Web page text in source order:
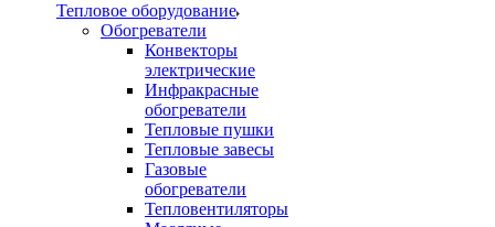
Тепловое оборудование
Обогреватели
Конвекторы
электрические
Инфракрасные
обогреватели
Тепловые пушки
Тепловые завесы
Газовые
обогреватели
Тепловентиляторы